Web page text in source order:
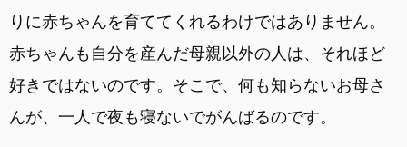
りに赤ちゃんを育ててくれるわけではありません。
赤ちゃんも自分を産んだ母親以外の人は、それほど
好きではないのです。そこで、何も知らないお母さ
んが、一人で夜も寝ないでがんばるのです。